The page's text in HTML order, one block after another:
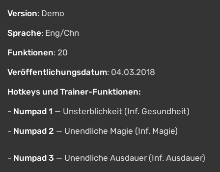
Version: Demo
Sprache: Eng/Chn
Funktionen: 20
Veröffentlichungsdatum: 04.03.2018
Hotkeys und Trainer-Funktionen:
- Numpad 1 — Unsterblichkeit (Inf. Gesundheit)
- Numpad 2 — Unendliche Magie (Inf. Magie)
- Numpad 3 — Unendliche Ausdauer (Inf. Ausdauer)